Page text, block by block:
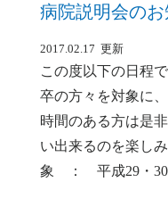
病院説明会の
2017.02.17 更新
この度以下の日程
卒の方々を対象に
時間のある方は是
い出来るのを楽し
象 ： 平成29・